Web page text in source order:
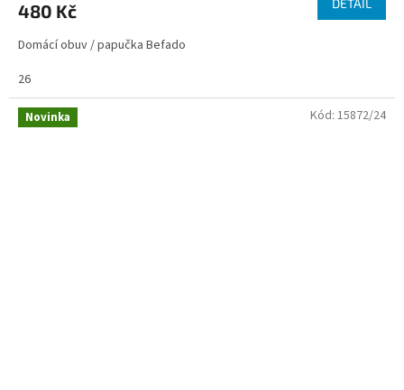
480 Kč
Domácí obuv / papučka Befado
26
Novinka Kód: 15872/24